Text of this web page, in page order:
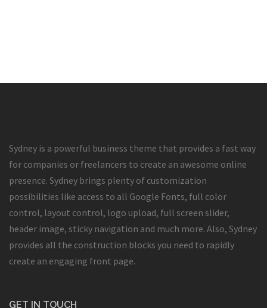
Sydney is a powerful business theme that provides a fast way
for companies or freelancers to create an awesome online
presence. Sydney brings plenty of customization
possibilities like access to all Google Fonts, full color
control, layout control, logo upload, full screen slider,
header image, sticky navigation and much more. Also, Sydney
provides all the construction blocks you need to rapidly
create an engaging front page.
GET IN TOUCH